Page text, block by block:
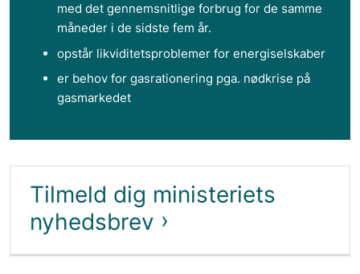
med det gennemsnitlige forbrug for de samme
måneder i de sidste fem år.
opstår likviditetsproblemer for energiselskaber
er behov for gasrationering pga. nødkrise på
gasmarkedet
Tilmeld dig ministeriets
nyhedsbrev